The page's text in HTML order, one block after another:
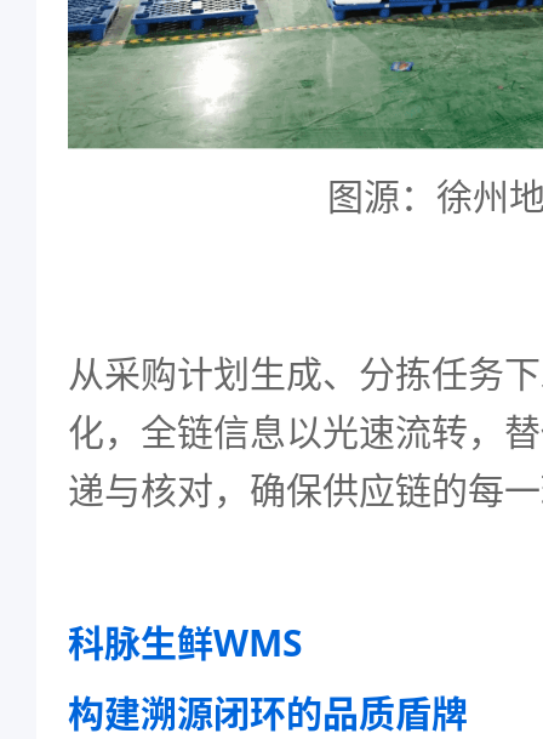
图源：徐州
从采购计划生成、分拣任务
化，全链信息以光速流转，
递与核对，确保供应链的每
科脉生鲜WMS
构建溯源闭环的品质盾牌